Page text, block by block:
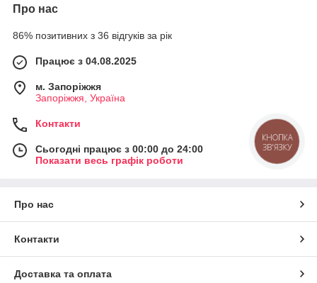
Про нас
86% позитивних з 36 відгуків за рік
Працює з 04.08.2025
м. Запоріжжя
Запоріжжя, Україна
Контакти
Сьогодні працює з 00:00 до 24:00
Показати весь графік роботи
Про нас
Контакти
Доставка та оплата
КНОПКА
ЗВ'ЯЗКУ